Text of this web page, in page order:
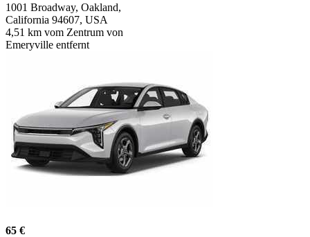
1001 Broadway, Oakland,
California 94607, USA
4,51 km vom Zentrum von
Emeryville entfernt
65 €